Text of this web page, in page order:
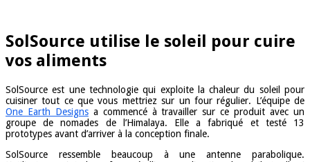
SolSource utilise le soleil pour cuire
vos aliments
SolSource est une technologie qui exploite la chaleur du soleil pour
cuisiner tout ce que vous mettriez sur un four régulier. L’équipe de
One Earth Designsa commencé à travailler sur ce produit avec un
groupe de nomades de l’Himalaya. Elle a fabriqué et testé 13
prototypes avant d’arriver à la conception finale.
SolSource ressemble beaucoup à une antenne parabolique.